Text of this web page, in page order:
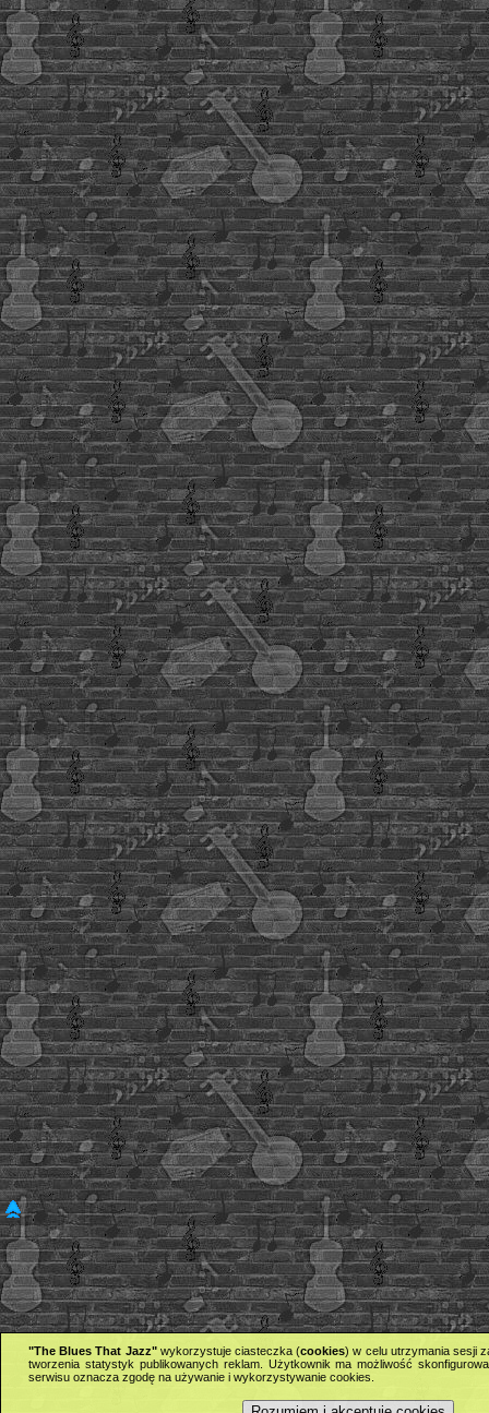
"The Blues That Jazz"wykorzystuje ciasteczka (cookies) w celu utrzymania sesji
tworzenia statystyk publikowanych reklam. Użytkownik ma możliwość
serwisu oznacza zgodę na używanie i wykorzystywanie cookies.